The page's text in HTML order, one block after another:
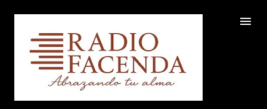
Ir al contenido principal